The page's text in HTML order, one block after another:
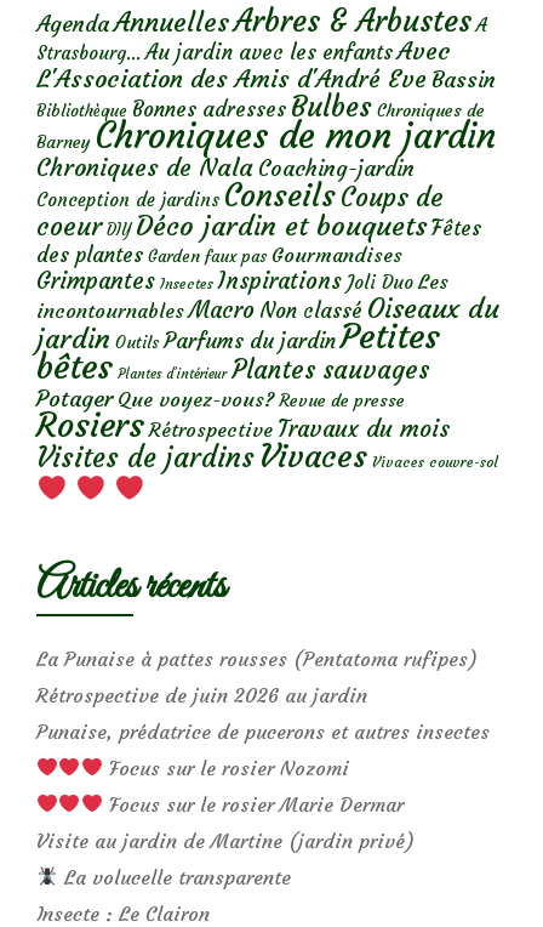
AgendaAnnuellesArbres & Arbustes A
Strasbourg... Au jardin avec les enfantsAvec
L'Association des Amis d'André Eve Bassin
Bibliothèque Bonnes adresses Bulbes Chroniques de
Barney Chroniques de mon jardin
Chroniques de Nala Coaching-jardin
Conception de jardins ConseilsCoups de
coeur DIY Déco jardin et bouquetsFêtes
des plantes Garden faux pas Gourmandises
Grimpantes Insectes Inspirations Joli Duo Les
incontournables Macro Non classé Oiseaux du
jardin Outils Parfums du jardinPetites
bêtes Plantes d’intérieur Plantes sauvages
Potager Que voyez-vous? Revue de presse
Rosiers Rétrospective Travaux du mois
Visites de jardins Vivaces Vivaces couvre-sol
Articles récents
La Punaise à pattes rousses (Pentatoma rufipes)
Rétrospective de juin 2026 au jardin
Punaise, prédatrice de pucerons et autres insectes
Focus sur le rosier Nozomi
Focus sur le rosier Marie Dermar
Visite au jardin de Martine (jardin privé)
La volucelle transparente
Insecte : Le Clairon